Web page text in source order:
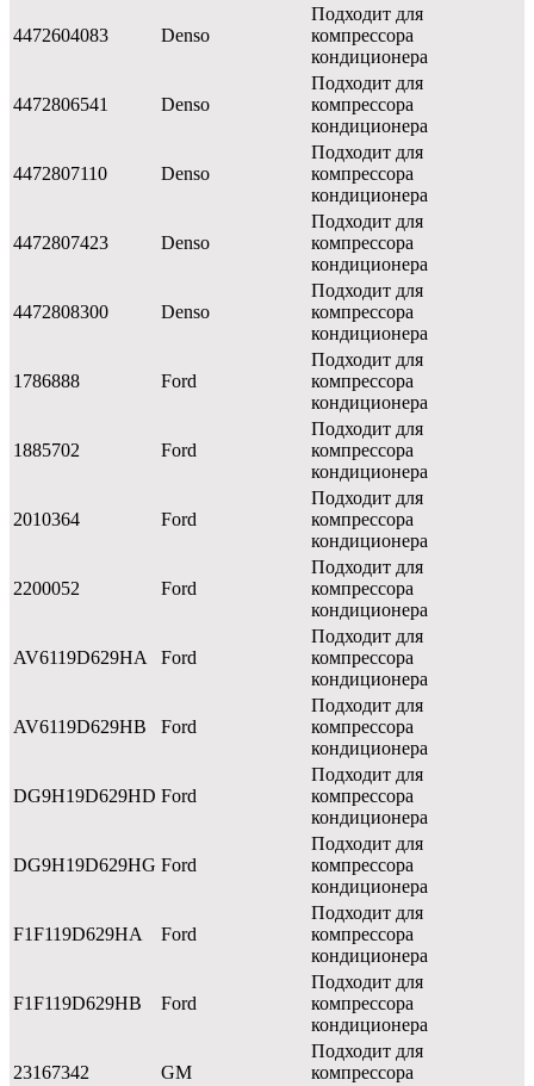
4472604083 Denso
Подходит для
компрессора
кондиционера
4472806541 Denso
Подходит для
компрессора
кондиционера
4472807110 Denso
Подходит для
компрессора
кондиционера
4472807423 Denso
Подходит для
компрессора
кондиционера
4472808300 Denso
Подходит для
компрессора
кондиционера
1786888 Ford
Подходит для
компрессора
кондиционера
1885702 Ford
Подходит для
компрессора
кондиционера
2010364 Ford
Подходит для
компрессора
кондиционера
2200052 Ford
Подходит для
компрессора
кондиционера
AV6119D629HA Ford
Подходит для
компрессора
кондиционера
AV6119D629HB Ford
Подходит для
компрессора
кондиционера
DG9H19D629HD Ford
Подходит для
компрессора
кондиционера
DG9H19D629HG Ford
Подходит для
компрессора
кондиционера
F1F119D629HA Ford
Подходит для
компрессора
кондиционера
F1F119D629HB Ford
Подходит для
компрессора
кондиционера
23167342 GM
Подходит для
компрессора